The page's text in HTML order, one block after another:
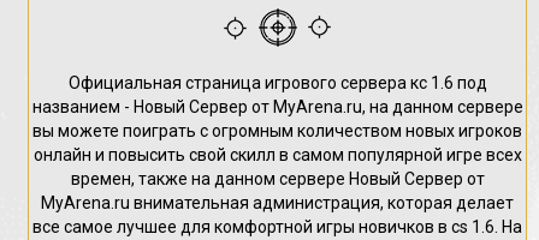
Официальная страница игрового сервера кс 1.6 под
названием - Новый Сервер от MyArena.ru, на данном сервере
вы можете поиграть с огромным количеством новых игроков
онлайн и повысить свой скилл в самом популярной игре всех
времен, также на данном сервере Новый Сервер от
MyArena.ru внимательная администрация, которая делает
все самое лучшее для комфортной игры новичков в cs 1.6. На